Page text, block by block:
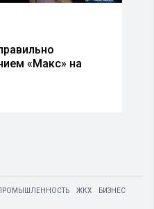
«Макс» на
ЖКХ БИЗНЕС